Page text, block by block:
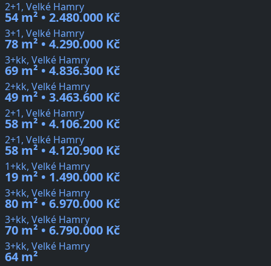
2+1, Velké Hamry
54 m² • 2.480.000 Kč
3+1, Velké Hamry
78 m² • 4.290.000 Kč
3+kk, Velké Hamry
69 m² • 4.836.300 Kč
2+kk, Velké Hamry
49 m² • 3.463.600 Kč
2+1, Velké Hamry
58 m² • 4.106.200 Kč
2+1, Velké Hamry
58 m² • 4.120.900 Kč
1+kk, Velké Hamry
19 m² • 1.490.000 Kč
3+kk, Velké Hamry
80 m² • 6.970.000 Kč
3+kk, Velké Hamry
70 m² • 6.790.000 Kč
3+kk, Velké Hamry
64 m²